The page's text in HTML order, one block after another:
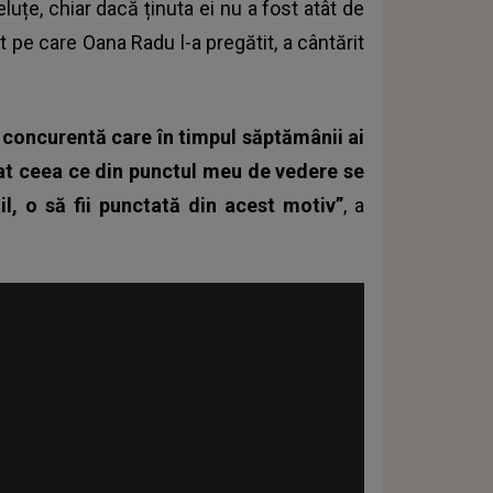
chiar dacă ținuta ei nu a fost atât de
care Oana Radu l-a pregătit, a cântărit
care în timpul săptămânii ai
ceea ce din punctul meu de vedere se
o să fii punctată din acest motiv”, a